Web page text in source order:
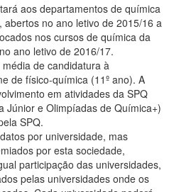
aos departamentos de química
no ano letivo de 2015/16 a
nos cursos de química da
ano letivo de 2016/17.
de candidatura à
de físico-química (11º ano). A
em atividades da SPQ
Júnior e Olimpíadas de Química+)
SPQ.
por universidade, mas
por esta sociedade,
participação das universidades,
pelas universidades onde os